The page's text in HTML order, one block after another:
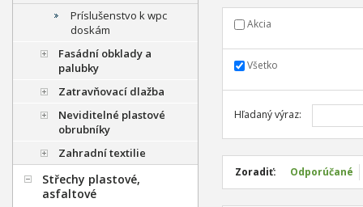
Akcia
Všetko
Hľadaný výraz:
Zoradiť: Odporúčané
Príslušenstvo k wpc
doskám
Fasádní obklady a
palubky
Zatravňovací dlažba
Neviditelné plastové
obrubníky
Zahradní textilie
Střechy plastové,
asfaltové